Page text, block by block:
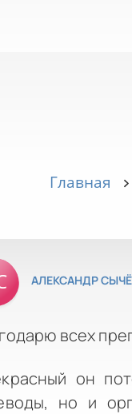
Главная
АЛЕКСАНДР
всех
он
но и